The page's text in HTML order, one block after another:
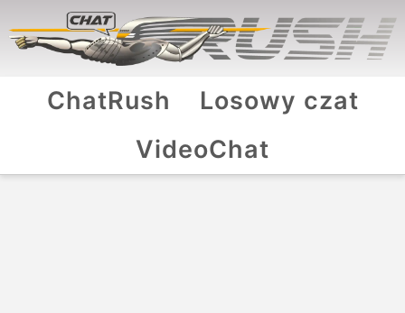
ChatRush
Losowy czat
VideoChat